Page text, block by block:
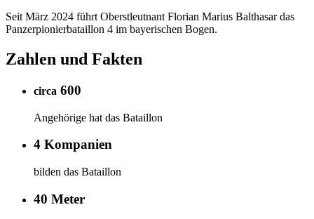
Seit März 2024 führt Oberstleutnant Florian Marius Balthasar das
Panzerpionierbataillon 4 im bayerischen Bogen.
Zahlen und Fakten
circa 600
Angehörige hat das Bataillon
4 Kompanien
bilden das Bataillon
40 Meter